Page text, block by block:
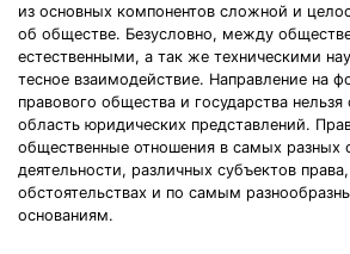
из основных компонентов сложной и
об обществе. Безусловно, между
естественными, а так же техническими
тесное взаимодействие. Направление на
правового общества и государства нельзя
область юридических представлений.
общественные отношения в самых разных
деятельности, различных субъектов
обстоятельствах и по самым
основаниям.